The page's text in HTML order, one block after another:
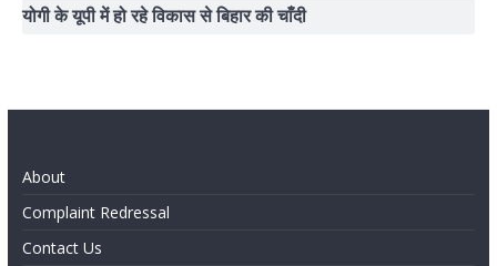
योगी के यूपी में हो रहे विकास से बिहार की चाँदी
About
Complaint Redressal
Contact Us